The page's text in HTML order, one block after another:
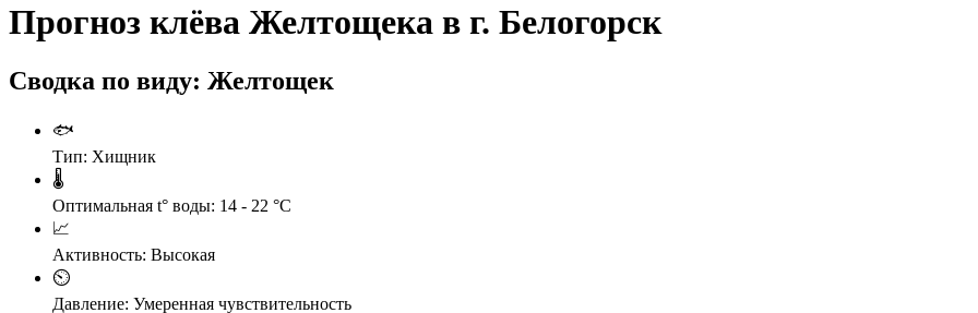
Прогноз клёва Желтощека в г. Белогорск
Сводка по виду: Желтощек
🐟
Тип: Хищник
🌡️
Оптимальная t° воды: 14 - 22 °C
📈
Активность: Высокая
⏲️
Давление: Умеренная чувствительность